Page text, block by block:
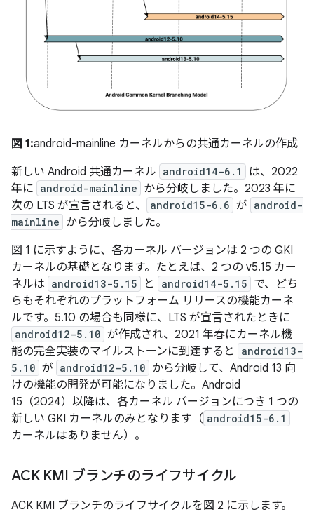
図 1:android-mainline カーネルからの共通カーネルの作成
新しい Android 共通カーネル android14-6.1
は、2022
年に android-mainline から分岐しました。2023 年に
次の LTS が宣言されると、
android15-6.6 が android-
mainline から分岐しました。
図 1 に示すように、各カーネル バージョンは 2 つの GKI
カーネルの基礎となります。たとえば、2 つの v5.15 カー
ネルは android13-5.15 と android14-5.15 で、どち
らもそれぞれのプラットフォーム リリースの機能カーネ
ルです。5.10 の場合も同様に、LTS が宣言されたときに
android12-5.10 が作成され、2021 年春にカーネル機
能の完全実装のマイルストーンに到達すると
android13-
5.10 が android12-5.10 から分岐して、Android 13 向
けの機能の開発が可能になりました。Android
15（2024）以降は、各カーネル バージョンにつき 1 つの
新しい GKI カーネルのみとなります（ android15-6.1
カーネルはありません）。
ACK KMI ブランチのライフサイクル
ACK KMI ブランチのライフサイクルを図 2 に示します。